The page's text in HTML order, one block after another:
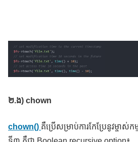
២.ង)​ chown
chown() គឺប្រើសម្រាប់ការកែប្រែនូវម្ចាស់